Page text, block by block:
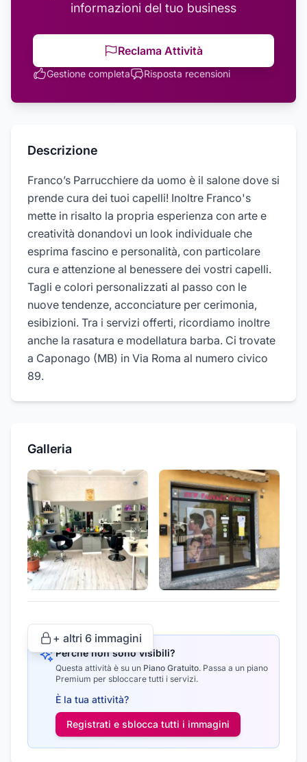
informazioni del tuo business
Reclama Attività
Gestione completa Risposta recensioni
Descrizione
Franco’s Parrucchiere da uomo è il salone dove si
prende cura dei tuoi capelli! Inoltre Franco's
mette in risalto la propria esperienza con arte e
creatività donandovi un look individuale che
esprima fascino e personalità, con particolare
cura e attenzione al benessere dei vostri capelli.
Tagli e colori personalizzati al passo con le
nuove tendenze, acconciature per cerimonia,
esibizioni. Tra i servizi offerti, ricordiamo inoltre
anche la rasatura e modellatura barba. Ci trovate
a Caponago (MB) in Via Roma al numero civico
89.
Galleria
+ altri 6 immagini
Perché non sono visibili?
Questa attività è su un Piano Gratuito. Passa a un piano
Premium per sbloccare tutti i servizi.
È la tua attività?
Registrati e sblocca tutti i immagini